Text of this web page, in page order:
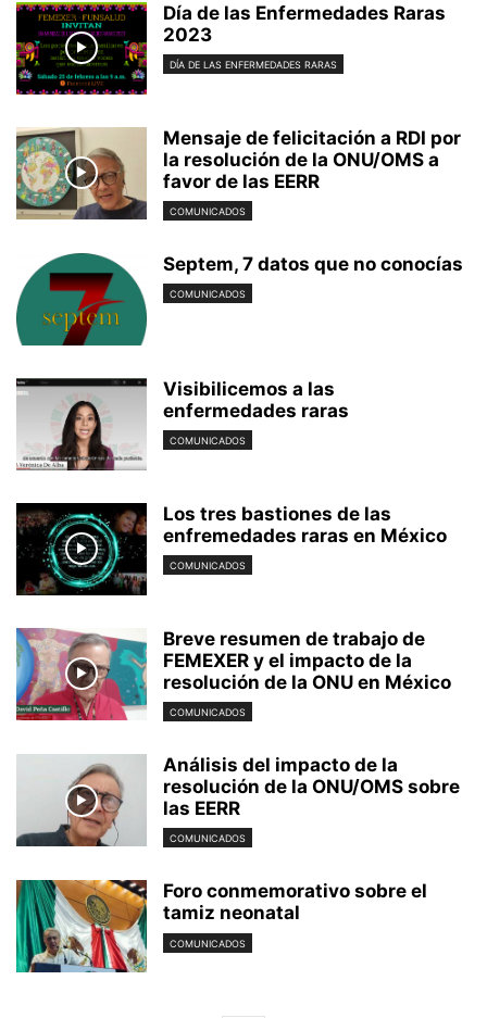
Día de las Enfermedades Raras
2023
DÍA DE LAS ENFERMEDADES RARAS
Mensaje de felicitación a RDI por
la resolución de la ONU/OMS a
favor de las EERR
COMUNICADOS
Septem, 7 datos que no conocías
COMUNICADOS
Visibilicemos a las
enfermedades raras
COMUNICADOS
Los tres bastiones de las
enfremedades raras en México
COMUNICADOS
Breve resumen de trabajo de
FEMEXER y el impacto de la
resolución de la ONU en México
COMUNICADOS
Análisis del impacto de la
resolución de la ONU/OMS sobre
las EERR
COMUNICADOS
Foro conmemorativo sobre el
tamiz neonatal
COMUNICADOS